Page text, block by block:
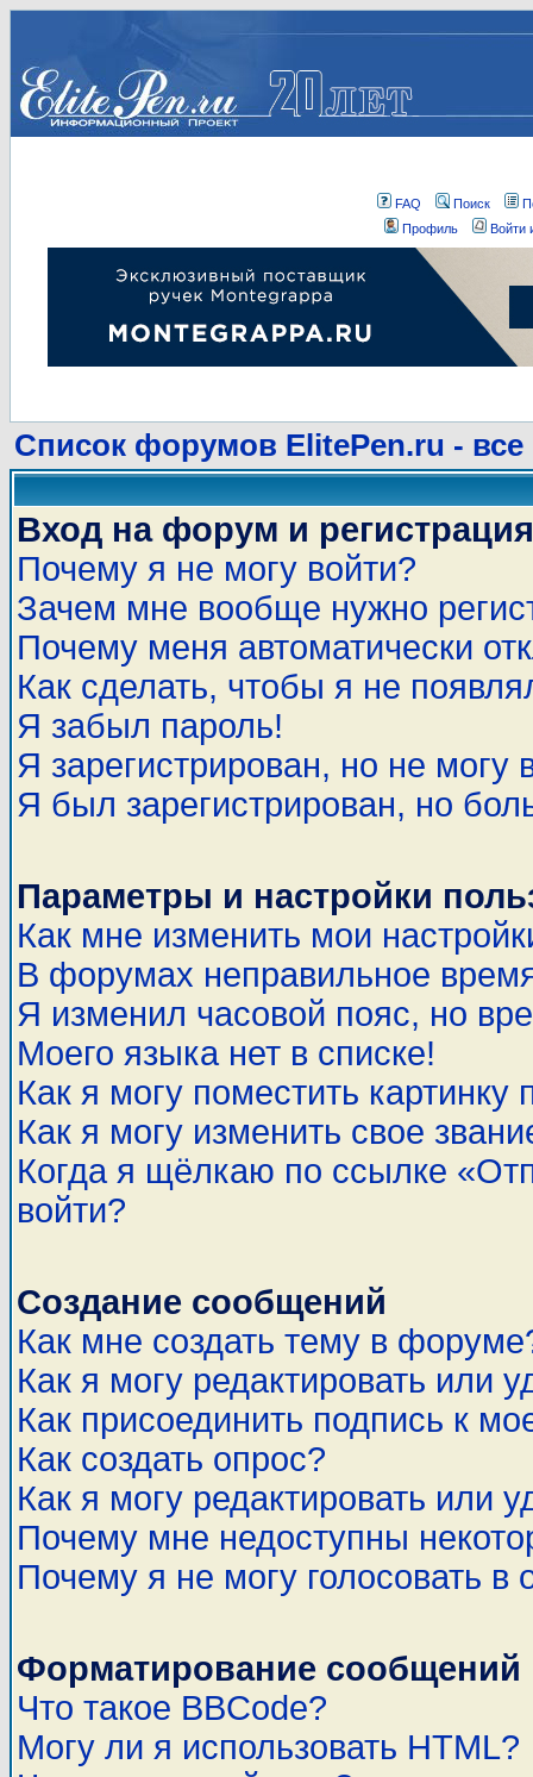
FAQ Поиск
Профиль
Войти
Список форумов ElitePen.ru - все
Вход на форум и регистрация
Почему я не могу войти?
Зачем мне вообще нужно
Почему меня автоматически
Как сделать, чтобы я не
Я забыл пароль!
Я зарегистрирован, но не могу
Я был зарегистрирован, но
Параметры и настройки
Как мне изменить мои
В форумах неправильное
Я изменил часовой пояс, но
Моего языка нет в списке!
Как я могу поместить
Как я могу изменить свое
Когда я щёлкаю по ссылке
войти?
Создание сообщений
Как мне создать тему в
Как я могу редактировать или
Как присоединить подпись к
Как создать опрос?
Как я могу редактировать или
Почему мне недоступны
Почему я не могу голосовать в
Форматирование
Что такое BBCode?
Могу ли я использовать HTML?